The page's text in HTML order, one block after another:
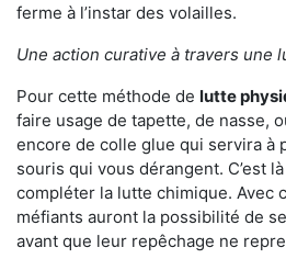
ferme à l’instar des volailles.
Une action curative à travers une
Pour cette méthode de lutte
faire usage de tapette, de nasse,
encore de colle glue qui servira à
souris qui vous dérangent. C’est
compléter la lutte chimique. Avec
méfiants auront la possibilité de
avant que leur repêchage ne